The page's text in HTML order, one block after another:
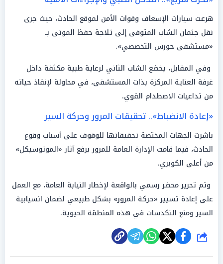
هرعت سيارات الإسعاف وقوات الأمن لموقع الحادث، حيث جرى
نقل جثمان الشاب المتوفى إلى ثلاجة حفظ الموتى بـ
«مستشفى حورس التخصصي».
وفي المقابل، يخضع الشاب الثاني لرعاية طبية مكثفة داخل
غرفة العناية المركزة بذات المستشفى، في محاولة لإنقاذ حياته
من تداعيات الاصطدام القوي.
«إعادة الانضباط».. تحقيقات المرور وحركة السير
باشرت الجهات المختصة تحقيقاتها للوقوف على أسباب وقوع
الحادث، فيما قامت الإدارة العامة للمرور برفع آثار «الموتوسيكل»
من أعلى الكوبري.
وتم تحرير محضر رسمي بالواقعة لإخطار النيابة العامة، مع العمل
على إعادة تسيير «حركة المرور» بشكل طبيعي لضمان انسيابية
السير ومنع التكدسات في هذه المنطقة الحيوية.
شارك